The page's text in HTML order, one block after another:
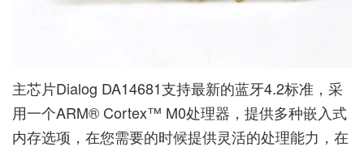
主芯片Dialog DA14681支持最新的蓝牙4.2标准，采
用一个ARM® Cortex™ M0处理器，提供多种嵌入式
内存选项，在您需要的时候提供灵活的处理能力，在